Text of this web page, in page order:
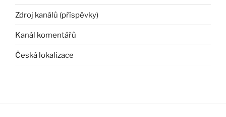
Zdroj kanálů (příspěvky)
Kanál komentářů
Česká lokalizace